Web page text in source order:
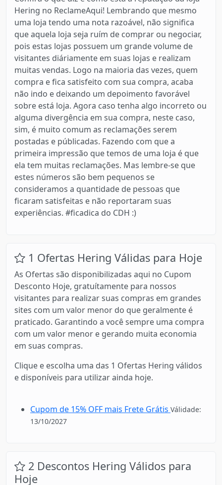
Hering no ReclameAqui! Lembrando que mesmo
uma loja tendo uma nota razoável, não significa
que aquela loja seja ruím de comprar ou negociar,
pois estas lojas possuem um grande volume de
visitantes diáriamente em suas lojas e realizam
muitas vendas. Logo na maioria das vezes, quem
compra e fica satisfeito com sua compra, acaba
não indo e deixando um depoimento favorável
sobre está loja. Agora caso tenha algo incorreto ou
alguma divergência em sua compra, neste caso,
sim, é muito comum as reclamações serem
postadas e públicadas. Fazendo com que a
primeira impressão que temos de uma loja é que
ela tem muitas reclamações. Mas lembre-se que
estes números são bem pequenos se
consideramos a quantidade de pessoas que
ficaram satisfeitas e não reportaram suas
experiências. #ficadica do CDH :)
1 Ofertas Hering Válidas para Hoje
As Ofertas são disponibilizadas aqui no Cupom
Desconto Hoje, gratuítamente para nossos
visitantes para realizar suas compras em grandes
sites com um valor menor do que geralmente é
praticado. Garantindo a você sempre uma compra
com um valor menor e gerando muita economia
em suas compras.
Clique e escolha uma das 1 Ofertas Hering válidos
e disponíveis para utilizar ainda hoje.
Cupom de 15% OFF mais Frete Grátis Válidade:
13/10/2027
2 Descontos Hering Válidos para
Hoje